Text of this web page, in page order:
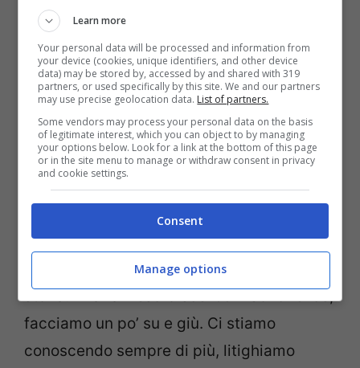
Ida e Riccardo in studio al
Trono Over di Uomini e Donne
per parlare del loro amore
I due entrano in studio e raccontano la loro
storia: “Maria – esordisceIda– Sono felice,
facciamo un po’ su e giù. Ci stiamo
conoscendo sempre di più, litighiamo
Learn more
Your personal data will be processed and information from
your device (cookies, unique identifiers, and other device
data) may be stored by, accessed by and shared with 319
partners, or used specifically by this site. We and our partners
may use precise geolocation data. List of partners.
Some vendors may process your personal data on the basis
of legitimate interest, which you can object to by managing
your options below. Look for a link at the bottom of this page
or in the site menu to manage or withdraw consent in privacy
and cookie settings.
Consent
Manage options